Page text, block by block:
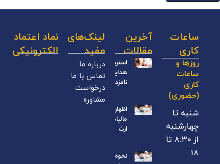
ساعات
کاری
روزها و
ساعات
کاری
(حضوری)
شنبه تا
چهارشنبه
از ۸:۳۰ تا
۱۸
آخرین
مقالات
استرداد
هدایای
نامزدی
اظهارنامه
مالیات بر
ارث
نحوه
لینک‌های
مفید
درباره ما
تماس با ما
درخواست
مشاوره
نماد اعتماد
الکترونیکی